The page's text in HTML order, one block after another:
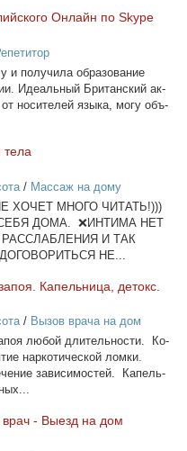
Он­лайн по Skype
и по­лу­чи­ла об­ра­зо­ва­ние
Иде­аль­ный Бри­тан­ский ак­
но­си­те­лей язы­ка, мо­гу объ­
/ Массаж на дому
ХОЧЕТ МНОГО ЧИТАТЬ!)))
ДОМА. ❌ИНТИМА НЕТ
И ТАК
НЕ...
Ка­пель­ни­ца, де­токс.
/ Вызов врача на дом
лю­бой дли­тель­но­сти. Ко­
нар­ко­ти­че­ской лом­ки.
за­ви­си­мо­стей. Ка­пель­
- Вы­езд на дом